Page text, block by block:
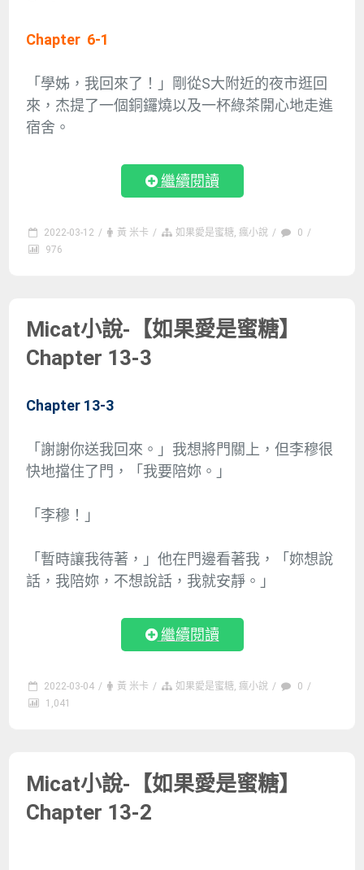
Chapter 6-1
「學姊，我回來了！」剛從S大附近的夜市逛回
來，杰提了一個銅鑼燒以及一杯綠茶開心地走進
宿舍。
繼續閱讀
2022-03-12 / 黃 米卡 / 如果愛是蜜糖 ,瘋小說 / 0 /
976
Micat小說-【如果愛是蜜糖】
Chapter 13-3
Chapter 13-3
「謝謝你送我回來。」我想將門關上，但李穆很
快地擋住了門，「我要陪妳。」
「李穆！」
「暫時讓我待著，」他在門邊看著我，「妳想說
話，我陪妳，不想說話，我就安靜。」
繼續閱讀
2022-03-04 / 黃 米卡 / 如果愛是蜜糖,瘋小說 / 0 /
1,041
Micat小說-【如果愛是蜜糖】
Chapter 13-2